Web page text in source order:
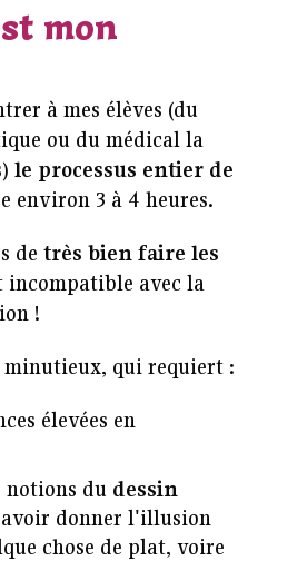
mon
à mes élèves (du
ou du médical la
le processus entier de
environ 3 à 4 heures.
de très bien faire les
incompatible avec la
!
minutieux, qui requiert :
élevées en
notions du dessin
donner l'illusion
chose de plat, voire